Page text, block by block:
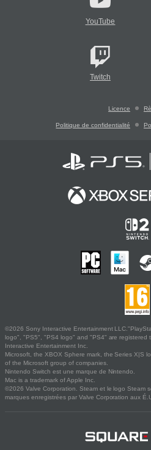
YouTube
Twitch
Licence
Politique de confidentialité
©2026 Sony Interactive Entertainment
logo", "PS5", "PS4 logo" and "PS4" are registered
Interactive Entertainment Inc.
Microsoft, the XBOX Sphere mark, the Series X|S
of the Microsoft group of companies.
Nintendo Switch est une marque de Nintendo.
Mac is a trademark of Apple Inc.
©2026 Valve Corporation. Steam et le logo Steam
marques enregistrées par Valve Corporation aux